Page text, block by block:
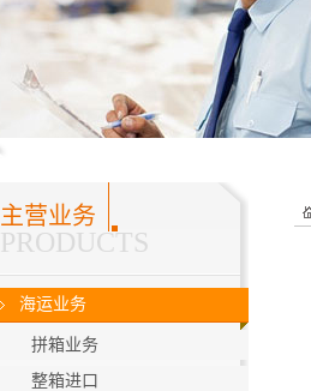
主营业务
PRODUCTS
海运业务
拼箱业务
整箱进口